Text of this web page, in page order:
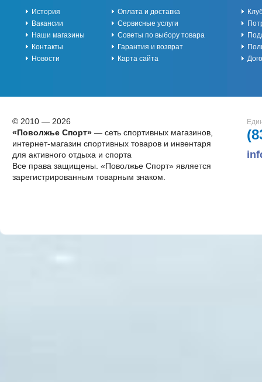
История
Вакансии
Наши магазины
Контакты
Новости
Оплата и доставка
Сервисные услуги
Советы по выбору товара
Гарантия и возврат
Карта сайта
© 2010 — 2026
«Поволжье Спорт»— сеть спортивных магазинов,
интернет-магазин спортивных товаров и инвентаря
для активного отдыха и спорта
Все права защищены. «Поволжье Спорт» является
зарегистрированным товарным знаком.